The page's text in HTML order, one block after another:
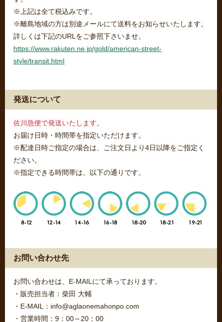
※上記は全て税込みです。
※離島地域の方は別途メールにて送料をお知らせいたします。
詳しくは下記のURLをご参照下さいませ。
https://www.rakuten.ne.jp/gold/american-street-
style/transit.html
発送について
佐川急便で発送いたします。
お届け日時・時間帯を指定いただけます。
※配達日時ご指定の場合は、ご注文日より4日以降をご指定く
ださい。
※指定できる時間帯は、以下の通りです。
お問い合わせ先
お問い合わせは、E-MAILにて承っております。
・販売担当者：柴田 大輔
・E-MAIL：info@aglaonemahonpo.com
・営業時間：9：00～20：00